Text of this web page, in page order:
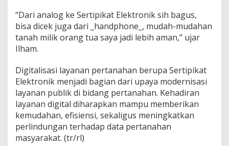
“Dari analog ke Sertipikat Elektronik sih bagus,
bisa dicek juga dari _handphone_, mudah-mudahan
tanah milik orang tua saya jadi lebih aman,” ujar
Ilham.
Digitalisasi layanan pertanahan berupa Sertipikat
Elektronik menjadi bagian dari upaya modernisasi
layanan publik di bidang pertanahan. Kehadiran
layanan digital diharapkan mampu memberikan
kemudahan, efisiensi, sekaligus meningkatkan
perlindungan terhadap data pertanahan
masyarakat. (tr/rl)